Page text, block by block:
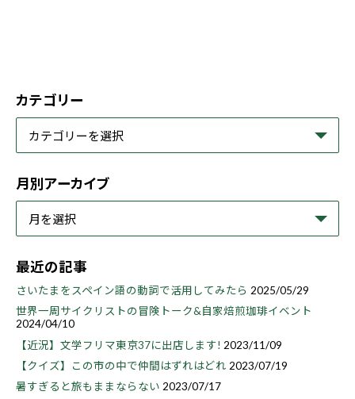
カテゴリー
月別アーカイブ
最近の記事
さいたまをスペイン語の動詞で活用してみたら 2025/05/29
世界一周サイクリストの冒険トーク&自家焙煎珈琲イベント
2024/04/10
【近況】文学フリマ東京37に出店します! 2023/11/09
【クイズ】この市の中で仲間はずれはどれ 2023/07/19
暑すぎると旅もままならない 2023/07/17